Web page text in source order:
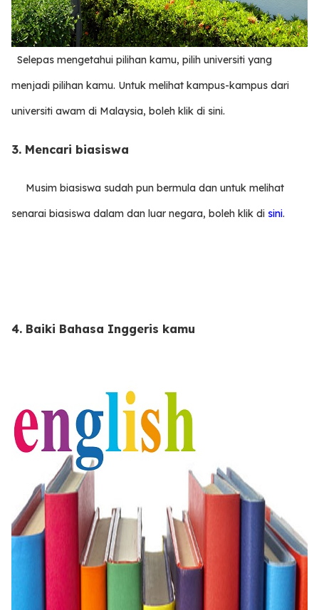
Selepas mengetahui pilihan kamu, pilih universiti yang
menjadi pilihan kamu. Untuk melihat kampus-kampus dari
universiti awam di Malaysia, boleh klik di sini.
3. Mencari biasiswa
Musim biasiswa sudah pun bermula dan untuk melihat
senarai biasiswa dalam dan luar negara, boleh klik di sini.
4. Baiki Bahasa Inggeris kamu